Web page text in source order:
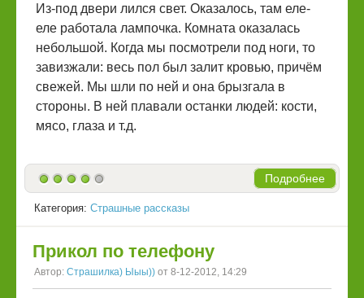
Из-под двери лился свет. Оказалось, там еле-
еле работала лампочка. Комната оказалась
небольшой. Когда мы посмотрели под ноги, то
завизжали: весь пол был залит кровью, причём
свежей. Мы шли по ней и она брызгала в
стороны. В ней плавали останки людей: кости,
мясо, глаза и т.д.
Подробнее
Категория: Страшные рассказы
Прикол по телефону
Автор: Страшилка) Ыыы)) от 8-12-2012, 14:29